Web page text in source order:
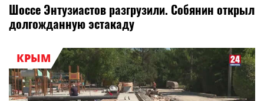
Шоссе Энтузиастов разгрузили. Собянин открыл
долгожданную эстакаду
КРЫМ